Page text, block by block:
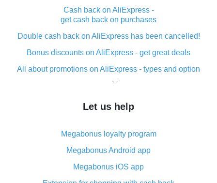
Cash back on AliExpress -
get cash back on purchases
Double cash back on AliExpress has been cancelled!
Bonus discounts on AliExpress - get great deals
All about promotions on AliExpress - types and option
What is cash back when making purchases on
The best place to download cash back for AliExpress
What is the AliExpress cash back plugin and what are
its advantages
Cash back from the AliExpress mobile app -
advantages of the plugin
Let us help
Megabonus loyalty program
Megabonus Android app
Megabonus iOS app